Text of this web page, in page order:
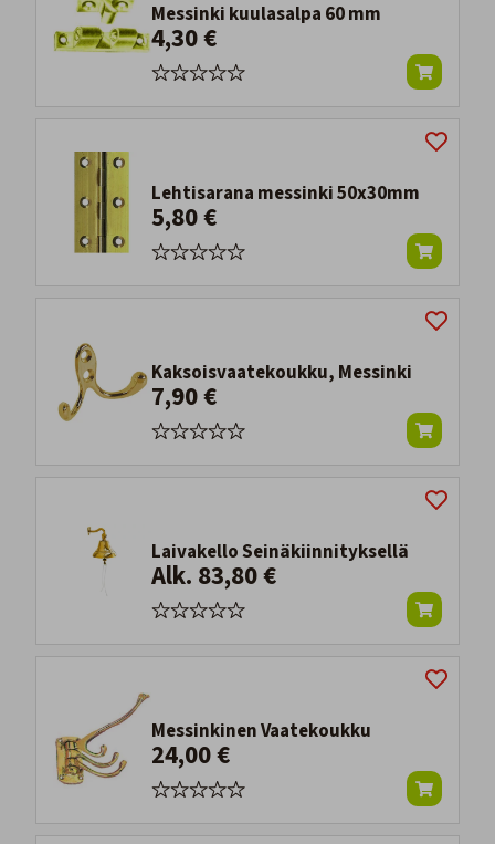
Messinki kuulasalpa 60 mm
4,30 €
Lehtisarana messinki 50x30mm
5,80 €
Kaksoisvaatekoukku, Messinki
7,90 €
Laivakello Seinäkiinnityksellä
Alk. 83,80 €
Messinkinen Vaatekoukku
24,00 €